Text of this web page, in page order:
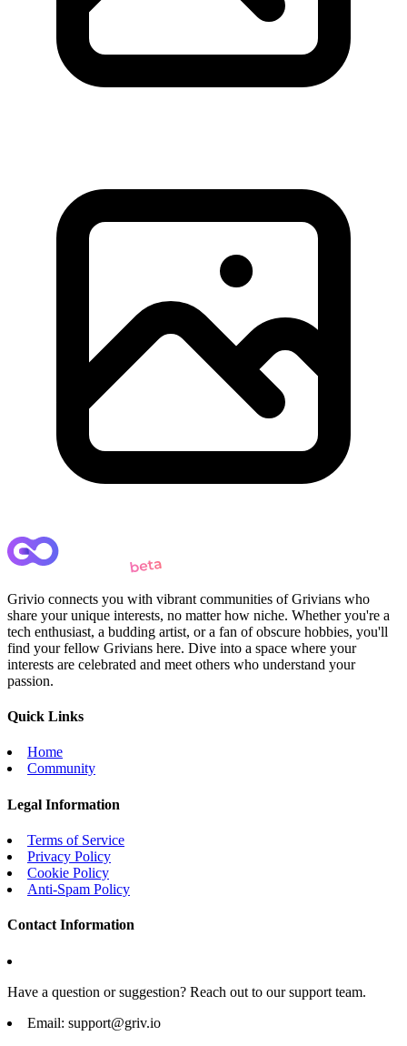
Grivio connects you with vibrant communities of Grivians who
share your unique interests, no matter how niche. Whether you're a
tech enthusiast, a budding artist, or a fan of obscure hobbies, you'll
find your fellow Grivians here. Dive into a space where your
interests are celebrated and meet others who understand your
passion.
Quick Links
Home
Community
Legal Information
Terms of Service
Privacy Policy
Cookie Policy
Anti-Spam Policy
Contact Information
Have a question or suggestion? Reach out to our support team.
Email: support@griv.io